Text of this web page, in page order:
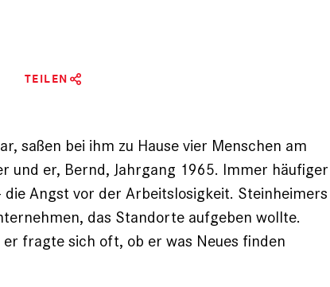
TEILEN
saßen bei ihm zu Hause vier Menschen am
und er, Bernd, Jahrgang 1965. Immer häufiger
Angst vor der Arbeitslosigkeit. Steinheimers
das Standorte aufgeben wollte.
fragte sich oft, ob er was Neues finden